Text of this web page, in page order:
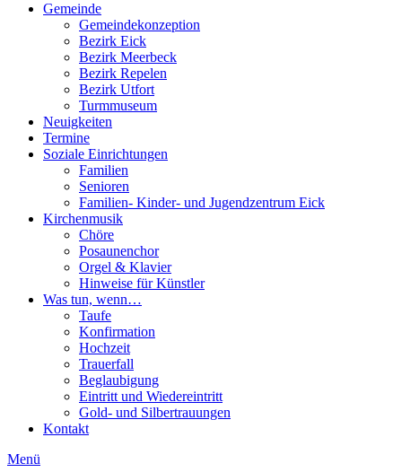
Hauptnavigation
Gemeinde
Gemeindekonzeption
Bezirk Eick
Bezirk Meerbeck
Bezirk Repelen
Bezirk Utfort
Turmmuseum
Neuigkeiten
Termine
Soziale Einrichtungen
Familien
Senioren
Familien- Kinder- und Jugendzentrum Eick
Kirchenmusik
Chöre
Posaunenchor
Orgel & Klavier
Hinweise für Künstler
Was tun, wenn…
Taufe
Konfirmation
Hochzeit
Trauerfall
Beglaubigung
Eintritt und Wiedereintritt
Gold- und Silbertrauungen
Kontakt
Menü